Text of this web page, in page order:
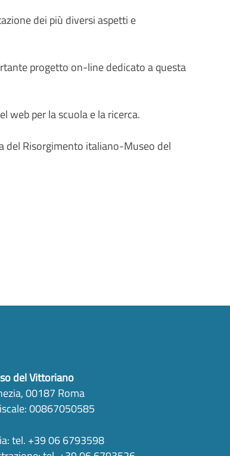
dei più diversi aspetti e
progetto on-line dedicato a questa
web per la scuola e la ricerca.
del Risorgimento italiano-Museo del
del Vittoriano
00187 Roma
00867050585
tel. +39 06 6793598